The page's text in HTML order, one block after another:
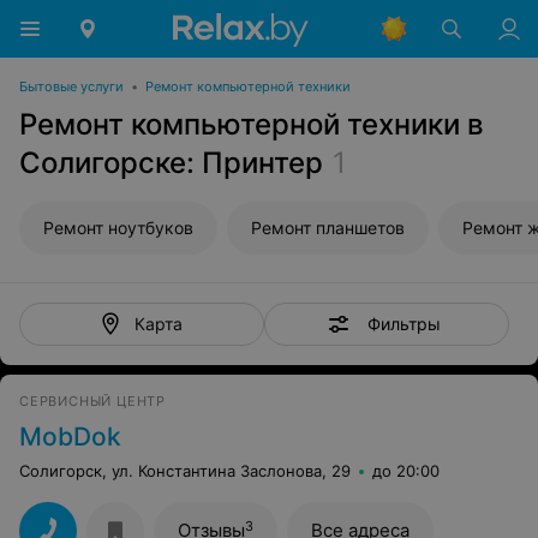
Бытовые услуги • Ремонт компьютерной техники
Ремонт компьютерной техники в
Солигорске: Принтер 1
Ремонт ноутбуков Ремонт планшетов Ремонт
Карта Фильтры
СЕРВИСНЫЙ ЦЕНТР
MobDok
Солигорск, ул. Константина Заслонова, 29 до 20:00
Отзывы3 Все адреса